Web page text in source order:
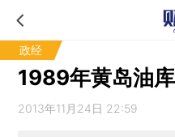
政经
1989年黄岛油
2013年11月24日 22:59